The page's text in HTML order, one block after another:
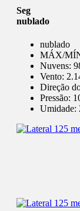
Seg
nublado
nublado
MÁX/
Nuvens:
Vento:
Direção
Pressão:
Umidade: